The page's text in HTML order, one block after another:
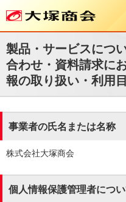
製品・サービスにつ
合わせ・資料請求に
報の取り扱い・利用
事業者の氏名または名称
株式会社大塚商会
個人情報保護管理者につ